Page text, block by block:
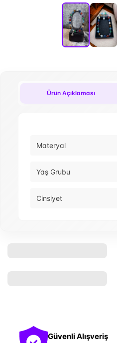
Ürün Açıklaması
Materyal
Yaş Grubu
Cinsiyet
Güvenli Alışveriş